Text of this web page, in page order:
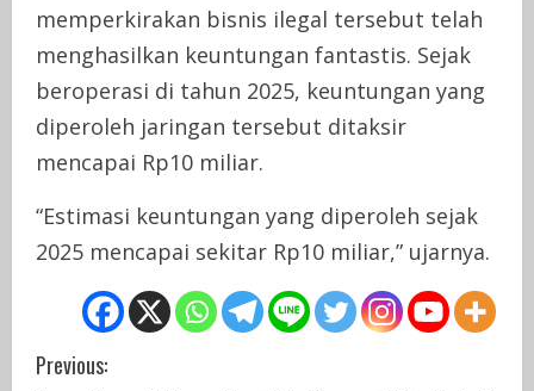
memperkirakan bisnis ilegal tersebut telah
menghasilkan keuntungan fantastis. Sejak
beroperasi di tahun 2025, keuntungan yang
diperoleh jaringan tersebut ditaksir
mencapai Rp10 miliar.
“Estimasi keuntungan yang diperoleh sejak
2025 mencapai sekitar Rp10 miliar,” ujarnya.
C
Previous: